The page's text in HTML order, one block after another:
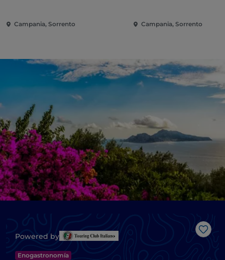
Campania, Sorrento Campania, Sorrento
Me
Powered by
Enogastronomía